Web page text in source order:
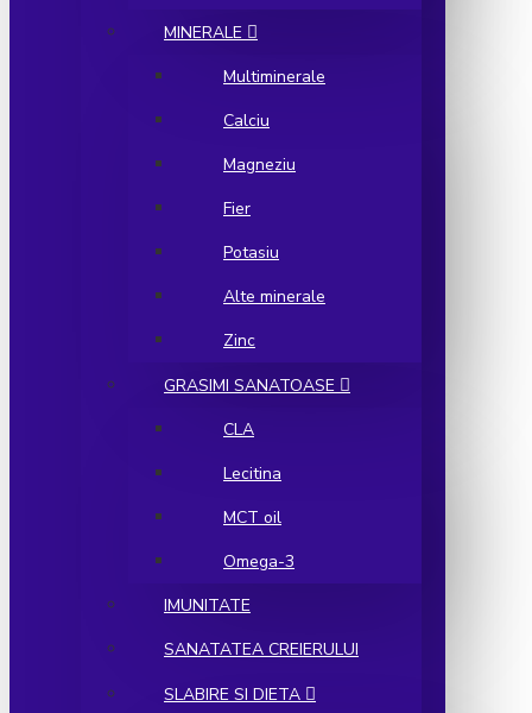
MINERALE
Multiminerale
Calciu
Magneziu
Fier
Potasiu
Alte minerale
Zinc
GRASIMI SANATOASE
CLA
Lecitina
MCT oil
Omega-3
IMUNITATE
SANATATEA CREIERULUI
SLABIRE SI DIETA